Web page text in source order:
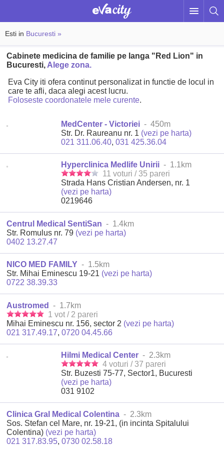
Esti in Bucuresti »
Cabinete medicina de familie pe langa "Red Lion" in
Bucuresti, Alege zona.
Eva City iti ofera continut personalizat in functie de locul in
care te afli, daca alegi acest lucru.
Foloseste coordonatele mele curente.
MedCenter - Victoriei - 450m
Str. Dr. Raureanu nr. 1 (vezi pe harta)
021 311.06.40,031 425.36.04
Hyperclinica Medlife Unirii - 1.1km
11 voturi / 35 pareri
Strada Hans Cristian Andersen, nr. 1
(vezi pe harta)
0219646
Centrul Medical SentiSan - 1.4km
Str. Romulus nr. 79 (vezi pe harta)
0402 13.27.47
NICO MED FAMILY - 1.5km
Str. Mihai Eminescu 19-21 (vezi pe harta)
0722 38.39.33
Austromed
- 1.7km
1 vot / 2 pareri
Mihai Eminescu nr. 156, sector 2 (vezi pe harta)
021 317.49.17,0720 04.45.66
Hilmi Medical Center - 2.3km
4 voturi / 37 pareri
Str. Buzesti 75-77, Sector1, Bucuresti
(vezi pe harta)
031 9102
Clinica Gral Medical Colentina - 2.3km
Sos. Stefan cel Mare, nr. 19-21, (in incinta Spitalului
Colentina) (vezi pe harta)
021 317.83.95,0730 02.58.18